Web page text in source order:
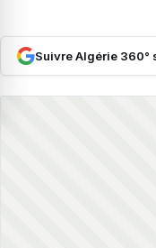
Suivre Algérie 360°